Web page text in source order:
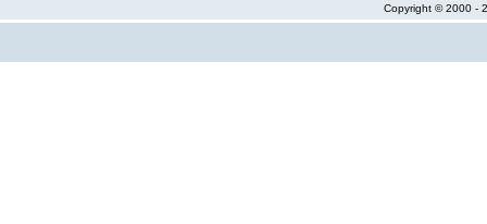
Copyright © 2000 -